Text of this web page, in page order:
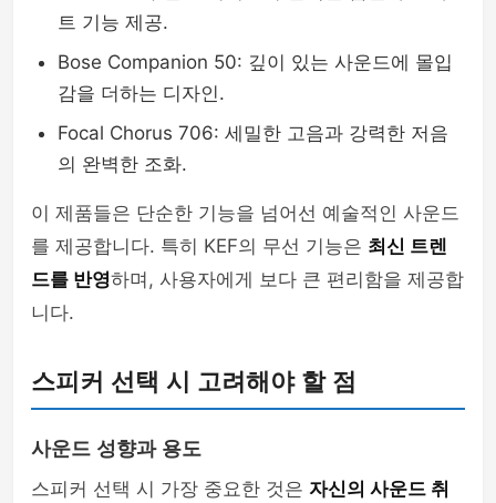
트 기능 제공.
Bose Companion 50: 깊이 있는 사운드에 몰입
감을 더하는 디자인.
Focal Chorus 706: 세밀한 고음과 강력한 저음
의 완벽한 조화.
이 제품들은 단순한 기능을 넘어선 예술적인 사운드
를 제공합니다. 특히 KEF의 무선 기능은 최신 트렌
드를 반영하며, 사용자에게 보다 큰 편리함을 제공합
니다.
스피커 선택 시 고려해야 할 점
사운드 성향과 용도
스피커 선택 시 가장 중요한 것은 자신의 사운드 취